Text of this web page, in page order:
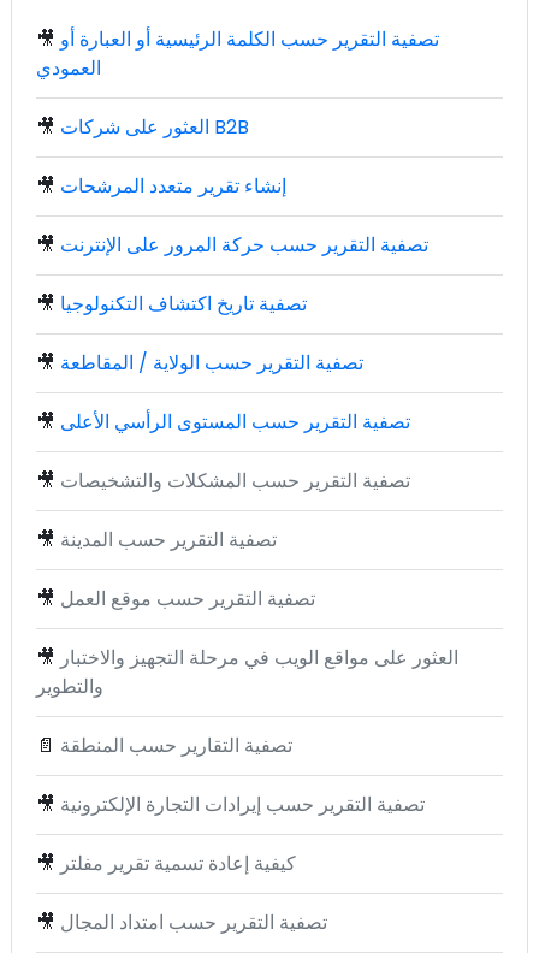
🎥 تصفية التقرير حسب الكلمة الرئيسية أو العبارة أو
العمودي
🎥 العثور على شركات B2B
🎥 إنشاء تقرير متعدد المرشحات
🎥 تصفية التقرير حسب حركة المرور على الإنترنت
🎥 تصفية تاريخ اكتشاف التكنولوجيا
🎥 تصفية التقرير حسب الولاية / المقاطعة
🎥 تصفية التقرير حسب المستوى الرأسي الأعلى
🎥 تصفية التقرير حسب المشكلات والتشخيصات
🎥 تصفية التقرير حسب المدينة
🎥 تصفية التقرير حسب موقع العمل
🎥 العثور على مواقع الويب في مرحلة التجهيز والاختبار
والتطوير
📄 تصفية التقارير حسب المنطقة
🎥 تصفية التقرير حسب إيرادات التجارة الإلكترونية
🎥 كيفية إعادة تسمية تقرير مفلتر
🎥 تصفية التقرير حسب امتداد المجال